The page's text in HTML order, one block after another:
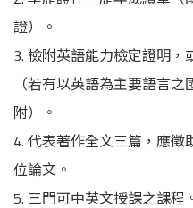
證）。
3. 檢附英語能力檢定證明
（若有以英語為主要語言
附）。
4. 代表著作全文三篇，應
位論文。
5. 三門可中英文授課之課程